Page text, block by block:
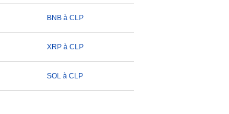
BNB à CLP
XRP à CLP
SOL à CLP